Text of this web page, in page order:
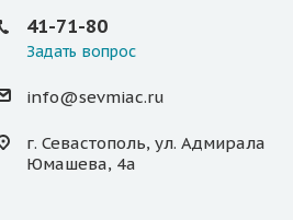
41-71-80
Задать вопрос
info@sevmiac.ru
г. Севастополь, ул. Адмирала
Юмашева, 4а